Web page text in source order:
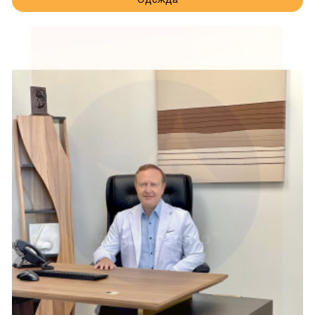
страницах портала DaBest.
Многие жители США любят готовить самостоятельно.
Существует масса кулинарных шоу, посмотрев которые,
хочется приготовить увиденное на экране блюдо. Сделать
это можно при наличии всех необходимых ингредиентов
под рукой.
Часто рецепты достаточно необычные. Например, в них
используются ингредиенты, которые доставляются из
других стран. С помощью портала DaBest каждый
пользователь может найти подходящий магазин
поблизости, где будут нужные ему ингредиенты для
блюда.
Не всегда речь идет только об экзотических блюдах.
Иногда хочется приготовить что-нибудь самостоятельно,
для чего нужны самые обычные фрукты, овощи или крупы.
Портал DaBest открывает доступ к многочисленным